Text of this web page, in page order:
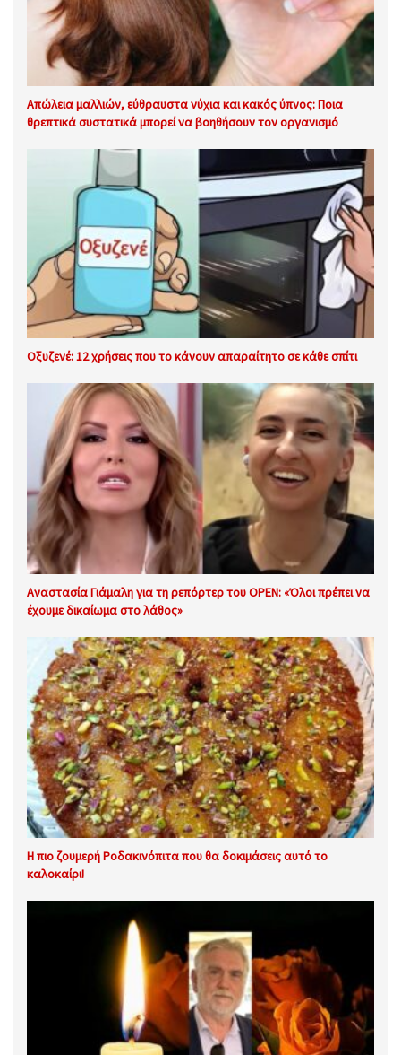
Απώλεια μαλλιών, εύθραυστα νύχια και κακός ύπνος: Ποια
θρεπτικά συστατικά μπορεί να βοηθήσουν τον οργανισμό
Οξυζενέ: 12 χρήσεις που το κάνουν απαραίτητο σε κάθε σπίτι
Αναστασία Γιάμαλη για τη ρεπόρτερ του OPEN: «Όλοι πρέπει να
έχουμε δικαίωμα στο λάθος»
Η πιο ζουμερή Ροδακινόπιτα που θα δοκιμάσεις αυτό το
καλοκαίρι!